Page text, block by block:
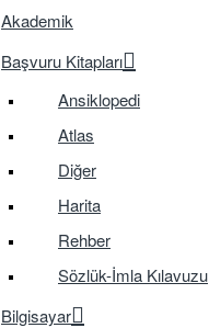
Akademik
Başvuru Kitapları
Ansiklopedi
Atlas
Diğer
Harita
Rehber
Sözlük-İmla Kılavuzu
Bilgisayar